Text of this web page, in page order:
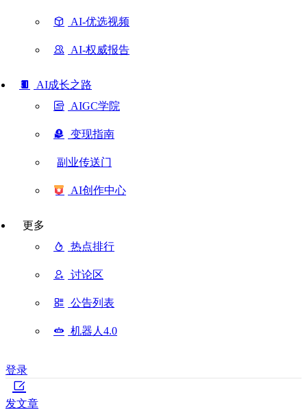
AI-优选视频
AI-权威报告
AI成长之路
AIGC学院
变现指南
副业传送门
AI创作中心
更多
热点排行
讨论区
公告列表
机器人4.0
登录
发文章